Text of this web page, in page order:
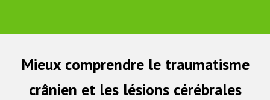
Mieux comprendre le traumatisme
crânien et les lésions cérébrales